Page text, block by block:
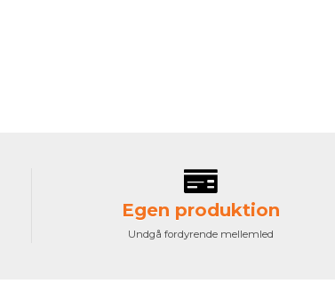
Egen produktion
Undgå fordyrende mellemled